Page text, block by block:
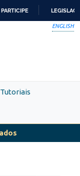
PARTICIPE
ENGLISH
Tutoriais